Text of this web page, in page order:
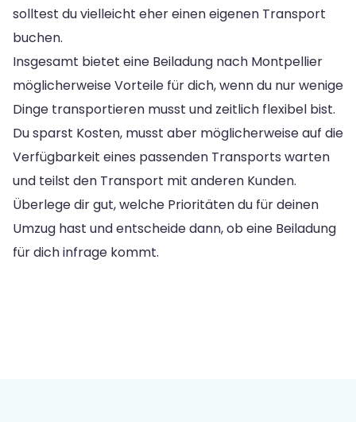
solltest du vielleicht eher einen eigenen Transport
buchen.
Insgesamt bietet eine Beiladung nach Montpellier
möglicherweise Vorteile für dich, wenn du nur wenige
Dinge transportieren musst und zeitlich flexibel bist.
Du sparst Kosten, musst aber möglicherweise auf die
Verfügbarkeit eines passenden Transports warten
und teilst den Transport mit anderen Kunden.
Überlege dir gut, welche Prioritäten du für deinen
Umzug hast und entscheide dann, ob eine Beiladung
für dich infrage kommt.